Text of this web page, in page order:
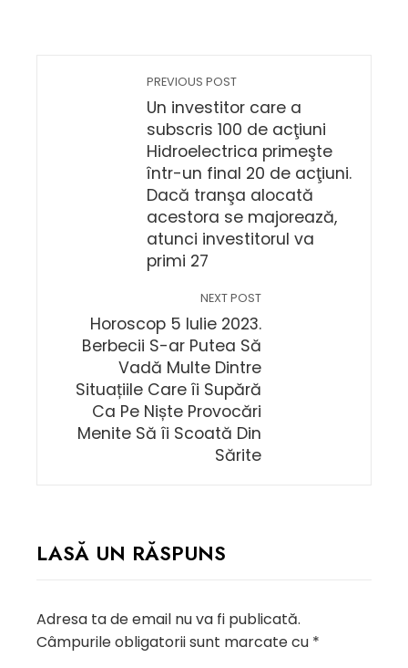
PREVIOUS POST
Un investitor care a
subscris 100 de acţiuni
Hidroelectrica primeşte
într-un final 20 de acţiuni.
Dacă tranşa alocată
acestora se majorează,
atunci investitorul va
primi 27
NEXT POST
Horoscop 5 Iulie 2023.
Berbecii S-ar Putea Să
Vadă Multe Dintre
Situațiile Care îi Supără
Ca Pe Niște Provocări
Menite Să îi Scoată Din
Sărite
LASĂ UN RĂSPUNS
Adresa ta de email nu va fi publicată.
Câmpurile obligatorii sunt marcate cu *